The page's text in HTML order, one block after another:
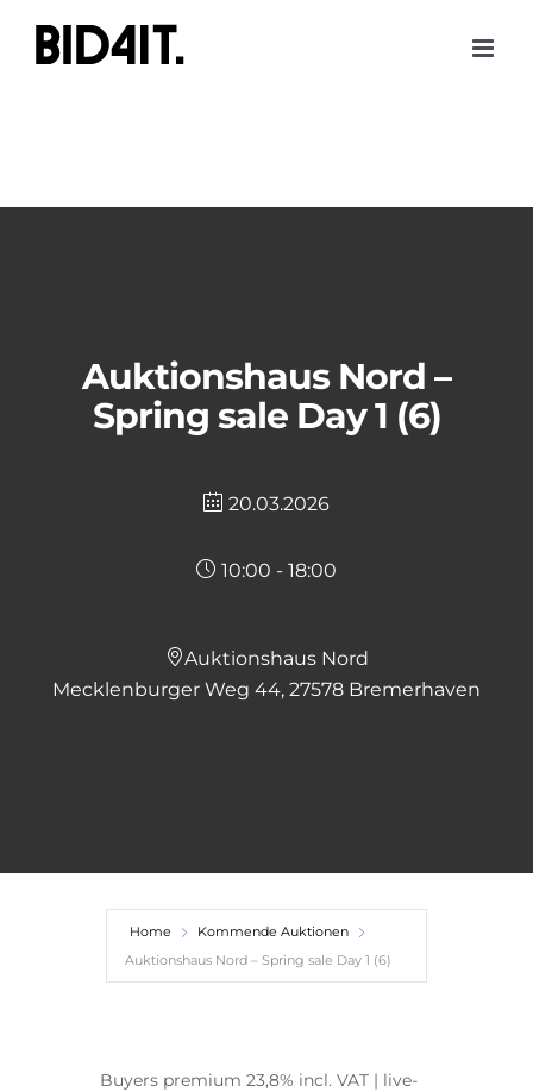
content
Auktionshaus Nord –
Spring sale Day 1 (6)
20.03.2026
10:00 - 18:00
Auktionshaus Nord
Mecklenburger Weg 44, 27578 Bremerhaven
Home
Kommende Auktionen
Auktionshaus Nord – Spring sale Day 1 (6)
Buyers premium 23,8% incl. VAT | live-